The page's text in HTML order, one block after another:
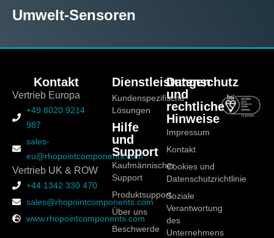
Umwelt-Sensoren
Kontakt
Vertrieb Europa
+49 8020 9214
987
sales-
eu@rhopointcomponents.com
Vertrieb UK & ROW
+44 1342 330 470
sales@rhopointcomponents.com
www.rhopointcomponents.com
Dienstleistungen
Kundenspezifische
Lösungen
Hilfe
und
Support
Kaufmännischer
Support
Produktsupport
Über uns
Beschwerde
Datenschutz
und
rechtliche
Hinweise
Impressum
Kontakt
Cookies und
Datenschutzrichtlinie
Soziale
Verantwortung
des
Unternehmens